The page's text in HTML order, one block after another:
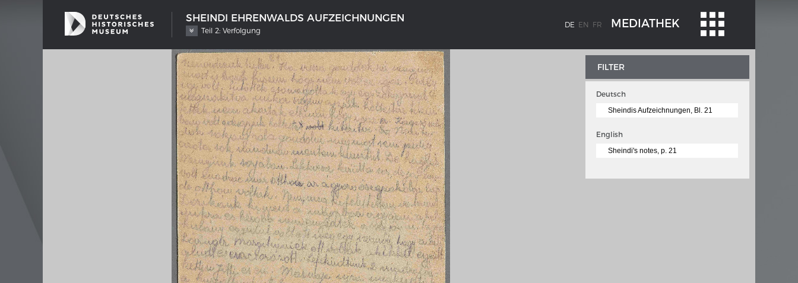
SHEINDI EHRENWALDS AUFZEICHNUNGEN
Teil 2: Verfolgung
DE EN FR MEDIATHEK
Entwicklungen im europäischen
MERIANS DEUTSCHLAND 1642 - 1654
Interaktive Karte
Bildergalerie Topographia Germaniae
Impressum
Wissenswert
DER RHEIN VON BASEL BIS KOBLENZ
Ganz neue Vorstellung des Rheinstroms
1794
Details der historischen Rheinkarte
Deutsch-französische Geschichte am
Rhein
Chronologie der deutsch-französischen
Geschichte
FILTER
Deutsch
Sheindis Aufzeichnungen, Bl. 21
English
Sheindi's notes, p. 21